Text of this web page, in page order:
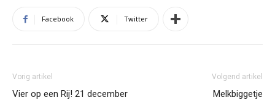
Facebook Twitter
Vorig artikel
Vier op een Rij! 21 december
Volgend artikel
Melkbiggetje